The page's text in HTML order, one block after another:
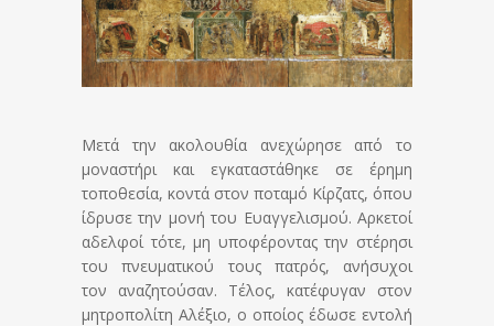
Μετά την ακολουθία ανεχώρησε από το
μοναστήρι και εγκαταστάθηκε σε έρημη
τοποθεσία, κοντά στον ποταμό Κίρζατς, όπου
ίδρυσε την μονή του Ευαγγελισμού. Αρκετοί
αδελφοί τότε, μη υποφέροντας την στέρησι
του πνευματικού τους πατρός, ανήσυχοι
τον αναζητούσαν. Τέλος, κατέφυγαν στον
μητροπολίτη Αλέξιο, ο οποίος έδωσε εντολή